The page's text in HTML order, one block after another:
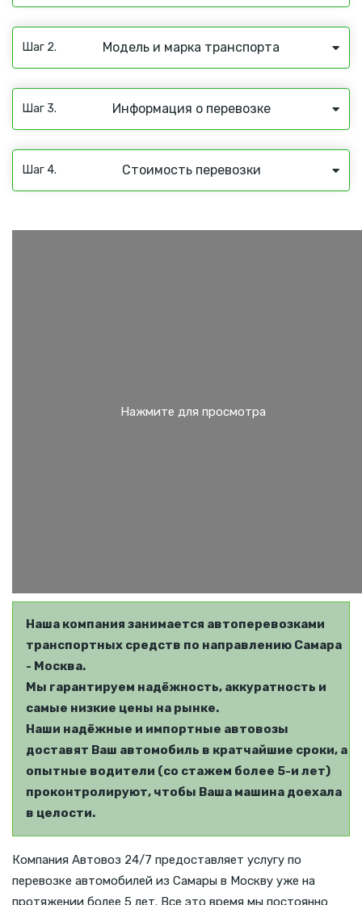
Шаг 2. Модель и марка транспорта
Шаг 3. Информация о перевозке
Шаг 4. Стоимость перевозки
Наша компания занимается автоперевозками
транспортных средств по направлению Самара
- Москва.
Мы гарантируем надёжность, аккуратность и
самые низкие цены на рынке.
Наши надёжные и импортные автовозы
доставят Ваш автомобиль в кратчайшие сроки, а
опытные водители (со стажем более 5-и лет)
проконтролируют, чтобы Ваша машина доехала
в целости.
Компания Автовоз 24/7 предоставляет услугу по
перевозке автомобилей из Самары в Москву уже на
протяжении более 5 лет. Все это время мы постоянно